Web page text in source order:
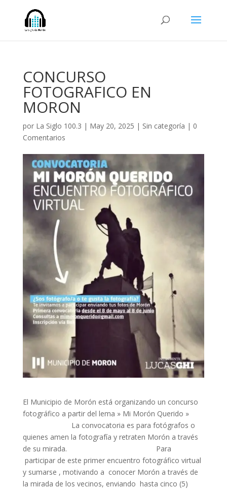
CONCURSO
FOTOGRAFICO EN
MORON
por La Siglo 100.3 | May 20, 2025 | Sin categoría | 0
Comentarios
El Municipio de Morón está organizando un concurso
fotográfico a partir del lema » Mi Morón Querido »
La convocatoria es para fotógrafos o
quienes amen la fotografía y retraten Morón a través
de su mirada. Para
participar de este primer encuentro fotográfico virtual
y sumarse , motivando a conocer Morón a través de
la mirada de los vecinos, enviando hasta cinco (5)